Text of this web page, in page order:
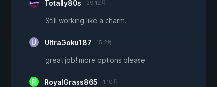
Totally80s 29 12月
Still working like a charm.
UltraGoku187 15 2月
great job! more options please
RoyalGrass865 1 10月